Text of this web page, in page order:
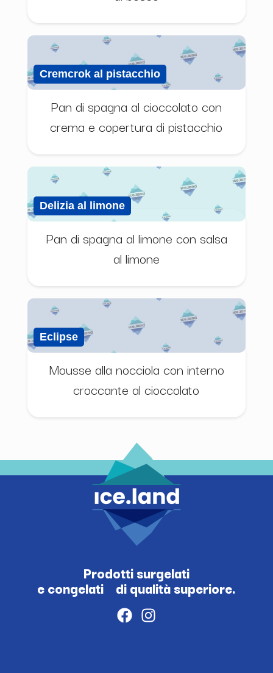
Cremcrok al pistacchio
Pan di spagna al cioccolato con
crema e copertura di pistacchio
Delizia al limone
Pan di spagna al limone con salsa
al limone
Eclipse
Mousse alla nocciola con interno
croccante al cioccolato
Prodotti surgelati
e congelati di qualità superiore.